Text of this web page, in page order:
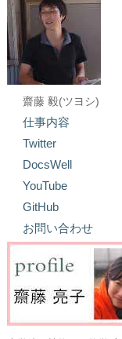
齋藤 毅(ツヨシ)
仕事内容
Twitter
DocsWell
YouTube
GitHub
お問い合わせ